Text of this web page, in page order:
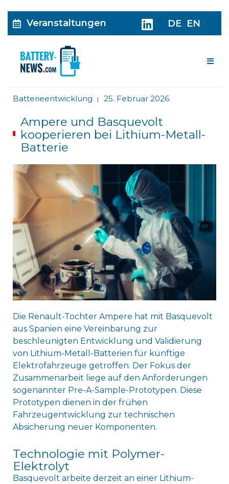
Veranstaltungen DE EN
Batterieentwicklung | 25. Februar 2026
Ampere und Basquevolt
kooperieren bei Lithium-Metall-
Batterie
Die Renault-Tochter Ampere hat mit Basquevolt
aus Spanien eine Vereinbarung zur
beschleunigten Entwicklung und Validierung
von Lithium-Metall-Batterien für künftige
Elektrofahrzeuge getroffen. Der Fokus der
Zusammenarbeit liege auf den Anforderungen
sogenannter Pre-A-Sample-Prototypen. Diese
Prototypen dienen in der frühen
Fahrzeugentwicklung zur technischen
Absicherung neuer Komponenten.
Technologie mit Polymer-
Elektrolyt
Basquevolt arbeite derzeit an einer Lithium-